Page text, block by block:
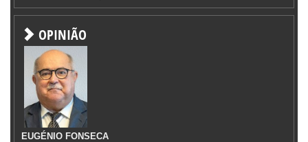
OPINIÃO
EUGÉNIO FONSECA